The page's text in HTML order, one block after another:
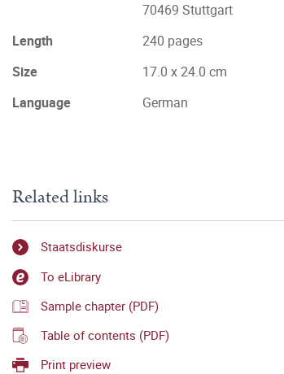
70469 Stuttgart
Length
240 pages
Size
17.0 x 24.0 cm
Language
German
Related links
Staatsdiskurse
To eLibrary
Sample chapter (PDF)
Table of contents (PDF)
Print preview